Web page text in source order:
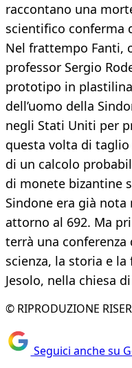
raccontano una
scientifico conferma
Nel frattempo Fanti,
professor Sergio
prototipo in
dell’uomo della
negli Stati Uniti per
questa volta di
di un calcolo
di monete bizantine
Sindone era già
attorno al 692. Ma
terrà una
scienza, la storia e
Jesolo, nella chiesa
© RIPRODUZIONE
Seguici anche su